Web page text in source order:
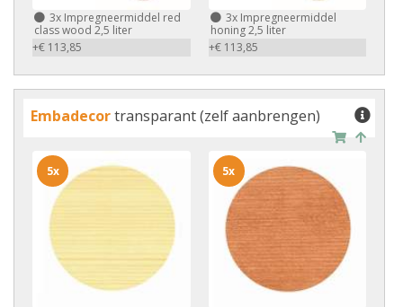
3x Impregneermiddel red
class wood 2,5 liter
+€ 113,85
3xImpregneermiddel
honing 2,5 liter
+€ 113,85
Embadecortransparant (zelf aanbrengen)
5x 5x